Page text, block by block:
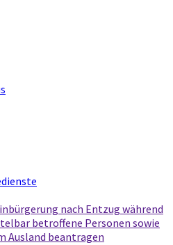
nach Entzug während
betroffene Personen sowie
Ausland beantragen